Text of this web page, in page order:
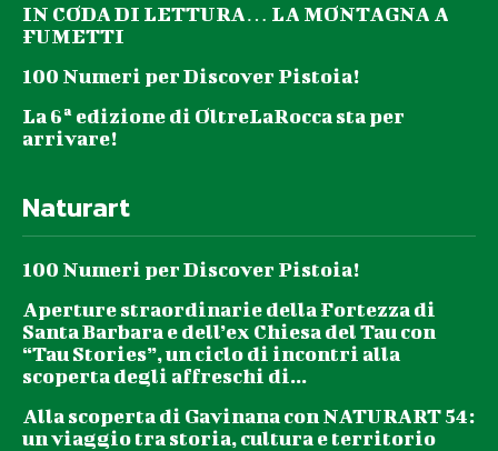
IN CODA DI LETTURA… LA MONTAGNA A
FUMETTI
100 Numeri per Discover Pistoia!
La 6ª edizione di OltreLaRocca sta per
arrivare!
Naturart
100 Numeri per Discover Pistoia!
Aperture straordinarie della Fortezza di
Santa Barbara e dell’ex Chiesa del Tau con
“Tau Stories”, un ciclo di incontri alla
scoperta degli affreschi di...
Alla scoperta di Gavinana con NATURART 54:
un viaggio tra storia, cultura e territorio